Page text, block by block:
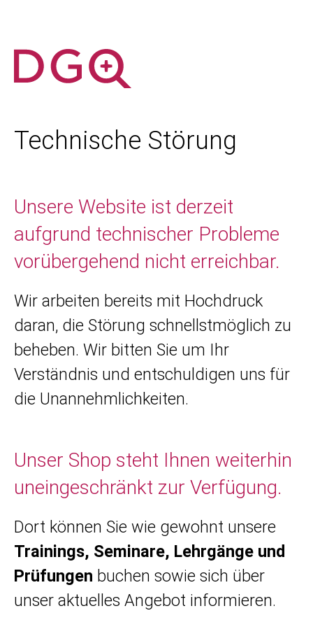
Technische Störung
Unsere Website ist derzeit
aufgrund technischer Probleme
vorübergehend nicht erreichbar.
Wir arbeiten bereits mit Hochdruck
daran, die Störung schnellstmöglich zu
beheben. Wir bitten Sie um Ihr
Verständnis und entschuldigen uns für
die Unannehmlichkeiten.
Unser Shop steht Ihnen weiterhin
uneingeschränkt zur Verfügung.
Dort können Sie wie gewohnt unsere
Trainings, Seminare, Lehrgänge und
Prüfungen buchen sowie sich über
unser aktuelles Angebot informieren.